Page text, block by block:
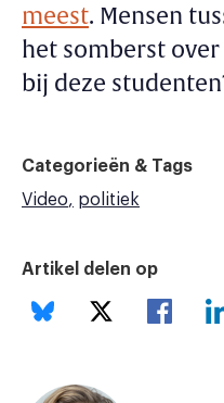
meest. Mensen
het somberst over
bij deze
Categorieën & Tags
Video
politiek
Artikel delen op